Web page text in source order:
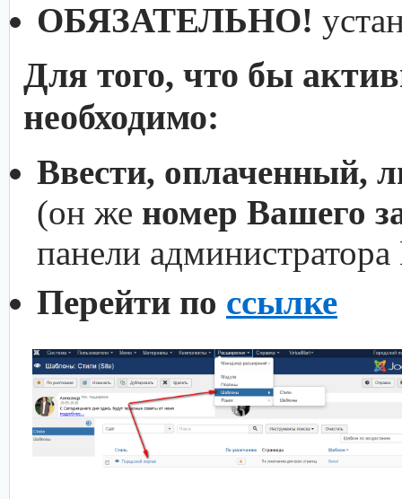
ОБЯЗАТЕЛЬНО!
Для того, что бы
необходимо:
Ввести, оплаченный,
(он же номер Вашего
панели
Перейти по ссылке